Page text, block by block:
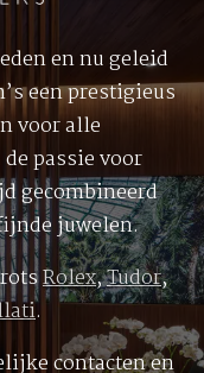
en nu geleid
een prestigieus
voor alle
passie voor
gecombineerd
juwelen.
Rolex,Tudor,
.
contacten en